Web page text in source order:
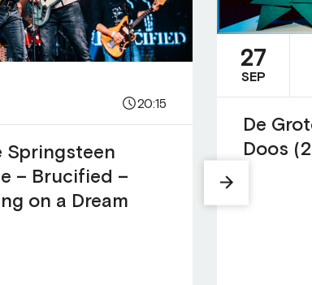
20:15
Springsteen
– Brucified –
on a Dream
27
SEP
De
Doos